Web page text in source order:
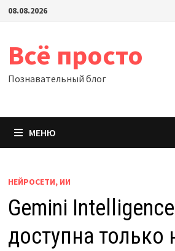
Перейти
08.08.2026
Всё просто
Познавательный блог
МЕНЮ
НЕЙРОСЕТИ, ИИ
Gemini
доступна